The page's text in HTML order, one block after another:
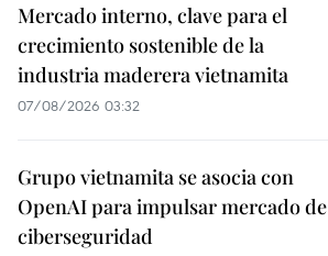
Mercado interno, clave para el
crecimiento sostenible de la
industria maderera vietnamita
07/08/2026 03:32
Grupo vietnamita se asocia con
OpenAI para impulsar mercado de
ciberseguridad